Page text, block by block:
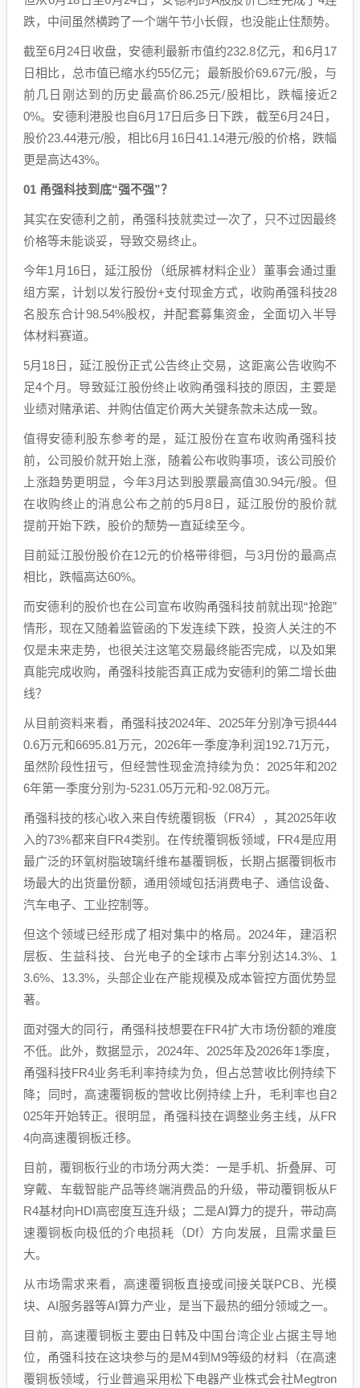
跌，中间虽然横跨了一个端午节小长假，也没能止住颓势。
截至6月24日收盘，安德利最新市值约232.8亿元，和6月17
日相比，总市值已缩水约55亿元；最新股价69.67元/股，与
前几日刚达到的历史最高价86.25元/股相比，跌幅接近2
0%。安德利港股也自6月17日后多日下跌，截至6月24日，
股价23.44港元/股，相比6月16日41.14港元/股的价格，跌幅
更是高达43%。
01 甬强科技到底“强不强”？
其实在安德利之前，甬强科技就卖过一次了，只不过因最终
价格等未能谈妥，导致交易终止。
今年1月16日，延江股份（纸尿裤材料企业）董事会通过重
组方案，计划以发行股份+支付现金方式，收购甬强科技28
名股东合计98.54%股权，并配套募集资金，全面切入半导
体材料赛道。
5月18日，延江股份正式公告终止交易，这距离公告收购不
足4个月。导致延江股份终止收购甬强科技的原因，主要是
业绩对赌承诺、并购估值定价两大关键条款未达成一致。
值得安德利股东参考的是，延江股份在宣布收购甬强科技
前，公司股价就开始上涨，随着公布收购事项，该公司股价
上涨趋势更明显，今年3月达到股票最高值30.94元/股。但
在收购终止的消息公布之前的5月8日，延江股份的股价就
提前开始下跌，股价的颓势一直延续至今。
目前延江股份股价在12元的价格带徘徊，与3月份的最高点
相比，跌幅高达60%。
而安德利的股价也在公司宣布收购甬强科技前就出现“抢跑”
情形，现在又随着监管函的下发连续下跌，投资人关注的不
仅是未来走势，也很关注这笔交易最终能否完成，以及如果
真能完成收购，甬强科技能否真正成为安德利的第二增长曲
线？
从目前资料来看，甬强科技2024年、2025年分别净亏损444
0.6万元和6695.81万元，2026年一季度净利润192.71万元，
虽然阶段性扭亏，但经营性现金流持续为负：2025年和202
6年第一季度分别为-5231.05万元和-92.08万元。
甬强科技的核心收入来自传统覆铜板（FR4），其2025年收
入的73%都来自FR4类别。在传统覆铜板领域，FR4是应用
最广泛的环氧树脂玻璃纤维布基覆铜板，长期占据覆铜板市
场最大的出货量份额，通用领域包括消费电子、通信设备、
汽车电子、工业控制等。
但这个领域已经形成了相对集中的格局。2024年，建滔积
层板、生益科技、台光电子的全球市占率分别达14.3%、1
3.6%、13.3%，头部企业在产能规模及成本管控方面优势显
著。
面对强大的同行，甬强科技想要在FR4扩大市场份额的难度
不低。此外，数据显示，2024年、2025年及2026年1季度，
甬强科技FR4业务毛利率持续为负，但占总营收比例持续下
降；同时，高速覆铜板的营收比例持续上升，毛利率也自2
025年开始转正。很明显，甬强科技在调整业务主线，从FR
4向高速覆铜板迁移。
目前，覆铜板行业的市场分两大类：一是手机、折叠屏、可
穿戴、车载智能产品等终端消费品的升级，带动覆铜板从F
R4基材向HDI高密度互连升级；二是AI算力的提升，带动高
速覆铜板向极低的介电损耗（Df）方向发展，且需求量巨
大。
从市场需求来看，高速覆铜板直接或间接关联PCB、光模
块、AI服务器等AI算力产业，是当下最热的细分领域之一。
目前，高速覆铜板主要由日韩及中国台湾企业占据主导地
位，甬强科技在这块参与的是M4到M9等级的材料（在高速
覆铜板领域，行业普遍采用松下电器产业株式会社Megtron